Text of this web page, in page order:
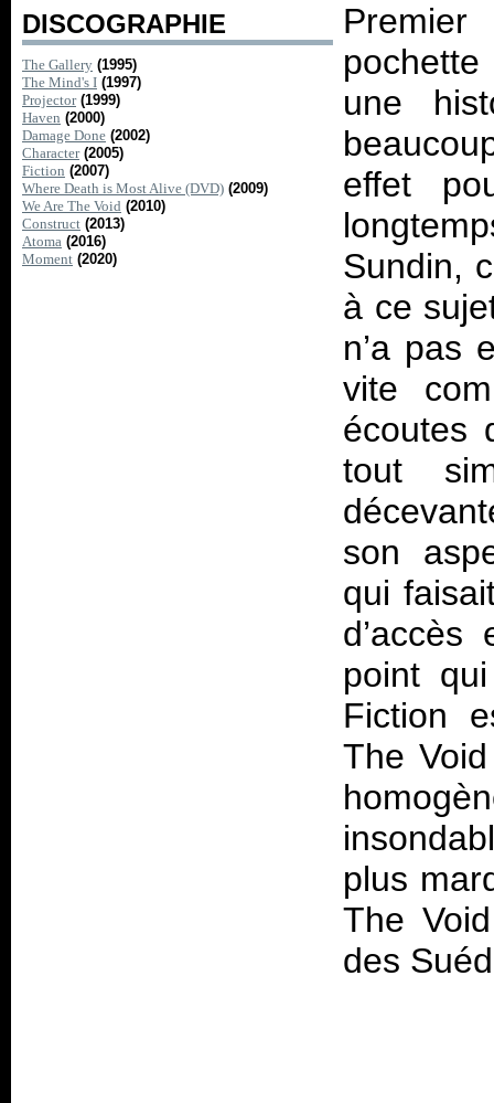
DISCOGRAPHIE
The Gallery (1995)
The Mind's I (1997)
Projector (1999)
Haven (2000)
Damage Done (2002)
Character (2005)
Fiction (2007)
Where Death is Most Alive (DVD) (2009)
We Are The Void (2010)
Construct (2013)
Atoma (2016)
Moment (2020)
une
effet
Sundin,
à ce
n’a pas
vite
écoutes
tout
son
qui
d’accès
point
Fiction
The Void
plus
The Void